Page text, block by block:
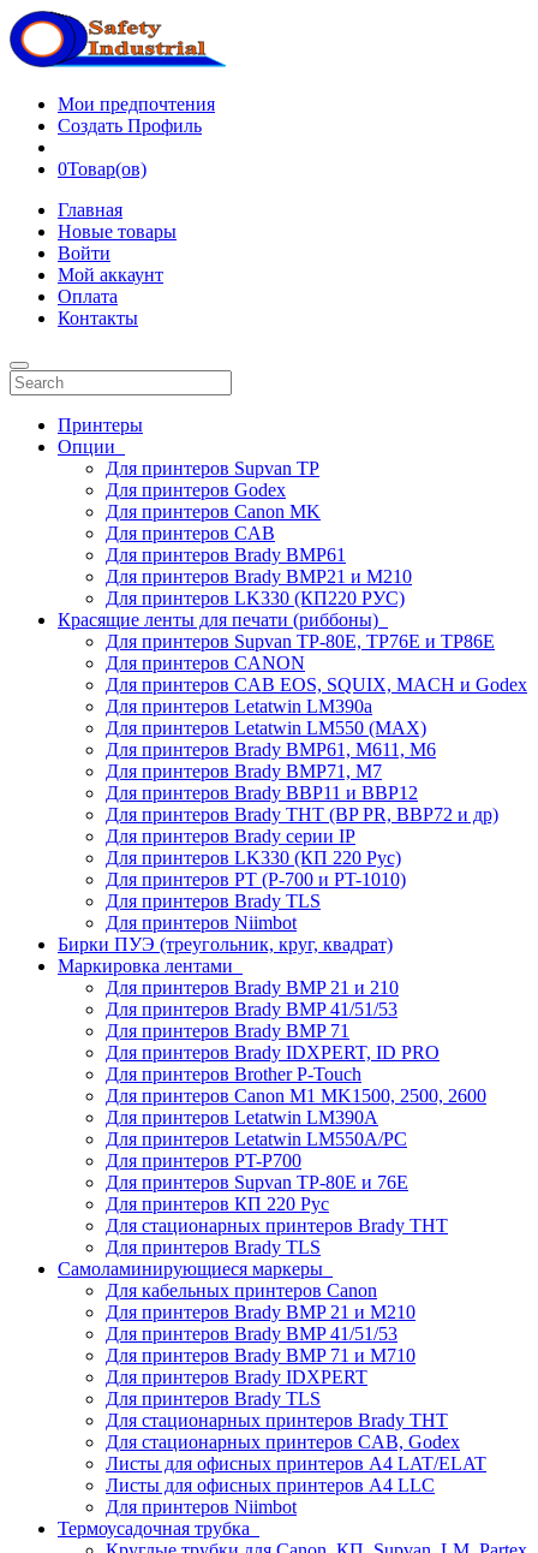
Мои предпочтения
Создать Профиль
0Товар(ов)
Главная
Новые товары
Войти
Мой аккаунт
Оплата
Контакты
Принтеры
Опции
Для принтеров Supvan TP
Для принтеров Godex
Для принтеров Canon MK
Для принтеров CAB
Для принтеров Brady BMP61
Для принтеров Brady BMP21 и M210
Для принтеров LK330 (КП220 РУС)
Красящие ленты для печати (риббоны)
Для принтеров Supvan TP-80E, TP76E и TP86E
Для принтеров CANON
Для принтеров CAB EOS, SQUIX, MACH и Godex
Для принтеров Letatwin LM390a
Для принтеров Letatwin LM550 (MAX)
Для принтеров Brady BMP61, M611, M6
Для принтеров Brady BMP71, M7
Для принтеров Brady BBP11 и BBP12
Для принтеров Brady THT (BP PR, BBP72 и др)
Для принтеров Brady серии IP
Для принтеров LK330 (КП 220 Рус)
Для принтеров PT (P-700 и PT-1010)
Для принтеров Brady TLS
Для принтеров Niimbot
Бирки ПУЭ (треугольник, круг, квадрат)
Маркировка лентами
Для принтеров Brady BMP 21 и 210
Для принтеров Brady BMP 41/51/53
Для принтеров Brady BMP 71
Для принтеров Brady IDXPERT, ID PRO
Для принтеров Brother P-Touch
Для принтеров Canon M1 MK1500, 2500, 2600
Для принтеров Letatwin LM390A
Для принтеров Letatwin LM550A/PC
Для принтеров PT-P700
Для принтеров Supvan TP-80E и 76E
Для принтеров КП 220 Рус
Для стационарных принтеров Brady THT
Для принтеров Brady TLS
Самоламинирующиеся маркеры
Для кабельных принтеров Canon
Для принтеров Brady BMP 21 и M210
Для принтеров Brady BMP 41/51/53
Для принтеров Brady BMP 71 и M710
Для принтеров Brady IDXPERT
Для принтеров Brady TLS
Для стационарных принтеров Brady THT
Для стационарных принтеров CAB, Godex
Листы для офисных принтеров А4 LAT/ELAT
Листы для офисных принтеров А4 LLC
Для принтеров Niimbot
Термоусадочная трубка